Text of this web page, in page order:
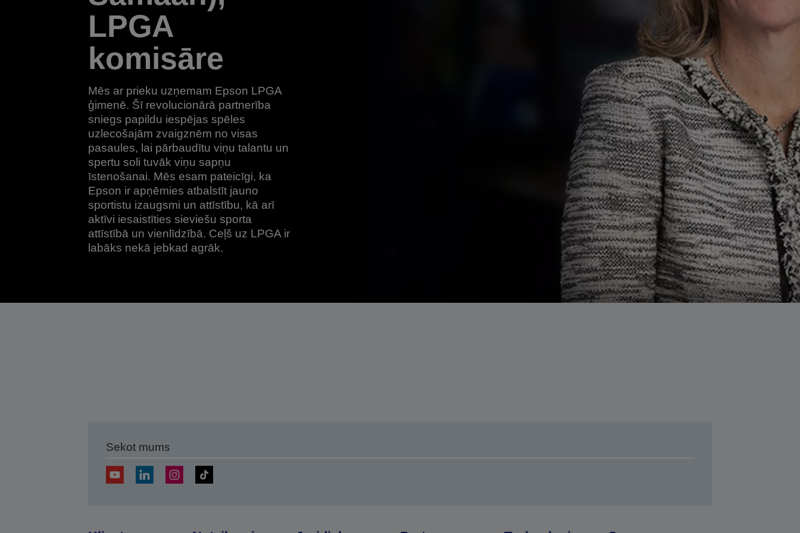
LPGA
komisāre
Mēs ar prieku uzņemam Epson LPGA
ģimenē. Šī revolucionārā partnerība
sniegs papildu iespējas spēles
uzlecošajām zvaigznēm no visas
pasaules, lai pārbaudītu viņu talantu un
spertu soli tuvāk viņu sapņu
īstenošanai. Mēs esam pateicīgi, ka
Epson ir apņēmies atbalstīt jauno
sportistu izaugsmi un attīstību, kā arī
aktīvi iesaistīties sieviešu sporta
attīstībā un vienlīdzībā. Ceļš uz LPGA ir
labāks nekā jebkad agrāk.
Sekot mums